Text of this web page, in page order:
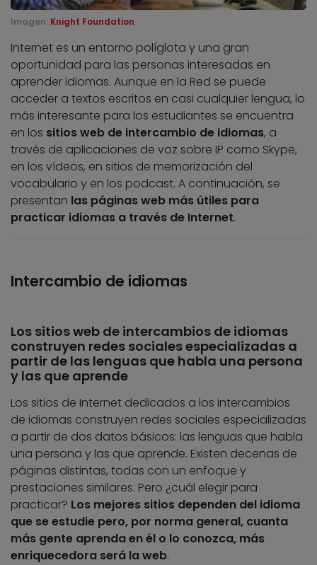
Imagen: Knight Foundation
Internet es un entorno políglota y una gran
oportunidad para las personas interesadas en
aprender idiomas. Aunque en la Red se puede
acceder a textos escritos en casi cualquier lengua, lo
más interesante para los estudiantes se encuentra
en los sitios web de intercambio de idiomas, a
través de aplicaciones de voz sobre IP como Skype,
en los vídeos, en sitios de memorización del
vocabulario y en los podcast. A continuación, se
presentan las páginas web más útiles para
practicar idiomas a través de Internet.
Intercambio de idiomas
Los sitios web de intercambios de idiomas
construyen redes sociales especializadas a
partir de las lenguas que habla una persona
y las que aprende
Los sitios de Internet dedicados a los intercambios
de idiomas construyen redes sociales especializadas
a partir de dos datos básicos: las lenguas que habla
una persona y las que aprende. Existen decenas de
páginas distintas, todas con un enfoque y
prestaciones similares. Pero ¿cuál elegir para
practicar? Los mejores sitios dependen del idioma
que se estudie pero, por norma general, cuanta
más gente aprenda en él o lo conozca, más
enriquecedora será la web.